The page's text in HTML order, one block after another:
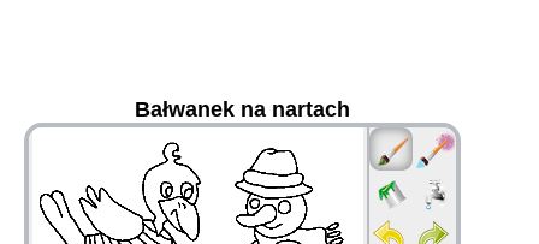
Bałwanek na nartach